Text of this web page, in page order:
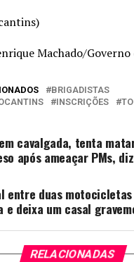
Machado/
BRIGADISTAS
INSCRIÇÕES
cavalgada, tenta
após ameaçar PMs,
entre duas
e deixa um casal
RELACIONADAS